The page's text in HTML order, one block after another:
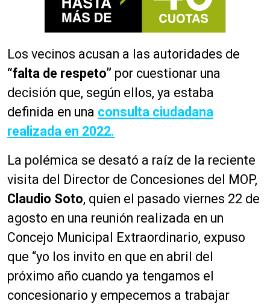
Los vecinos acusan a las autoridades de
“falta de respeto” por cuestionar una
decisión que, según ellos, ya estaba
definida en una consulta ciudadana
realizada en 2022.
La polémica se desató a raíz de la reciente
visita del Director de Concesiones del MOP,
Claudio Soto, quien el pasado viernes 22 de
agosto en una reunión realizada en un
Concejo Municipal Extraordinario, expuso
que “yo los invito en que en abril del
próximo año cuando ya tengamos el
concesionario y empecemos a trabajar